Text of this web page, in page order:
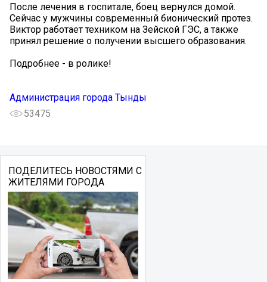
После лечения в госпитале, боец вернулся домой.
Сейчас у мужчины современный бионический протез.
Виктор работает техником на Зейской ГЭС, а также
принял решение о получении высшего образования.
Подробнее - в ролике!
Администрация города Тынды
53475
ПОДЕЛИТЕСЬ НОВОСТЯМИ С
ЖИТЕЛЯМИ ГОРОДА